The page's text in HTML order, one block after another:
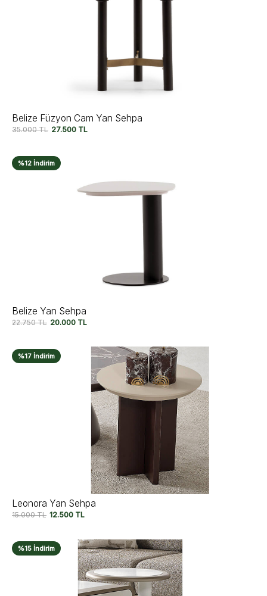
Belize Füzyon Cam Yan Sehpa
35.000TL 27.500 TL
%12 İndirim
Belize Yan Sehpa
22.750TL 20.000 TL
%17 İndirim
Leonora Yan Sehpa
15.000TL 12.500 TL
%15 İndirim